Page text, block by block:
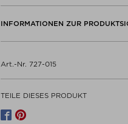
INFORMATIONEN ZUR
Art.-Nr. 727-015
TEILE DIESES PRODUKT